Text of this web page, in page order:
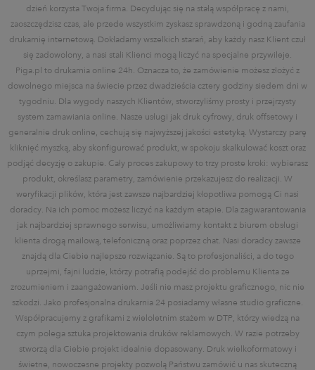
dzień korzysta Twoja firma. Decydując się na stałą współpracę z nami,
zaoszczędzisz czas, ale przede wszystkim zyskasz sprawdzoną i godną zaufania
drukarnię internetową. Dokładamy wszelkich starań, aby każdy nasz Klient czuł
się zadowolony, a nasi stali Klienci mogą liczyć na specjalne przywileje.
Piga.pl to drukarnia online 24h. Oznacza to, że zamówienie możesz złożyć z
dowolnego miejsca na świecie przez dwadzieścia cztery godziny siedem dni w
tygodniu. Dla wygody naszych Klientów, stworzyliśmy prosty i przejrzysty
system zamawiania online. Nasze usługi jak druk cyfrowy, druk offsetowy i
generalnie druk online, cechują się najwyższej jakości estetyką. Wystarczy parę
kliknięć myszką, aby skonfigurować produkt, w spokoju skalkulować koszt oraz
podjąć decyzję o zakupie. Cały proces zakupowy to trzy proste kroki: wybierasz
produkt, określasz parametry, zamówienie przekazujesz do realizacji. W
weryfikacji plików, która jest zawsze najbardziej kłopotliwa pomogą Ci nasi
doradcy. Na ich pomoc możesz liczyć na każdym etapie. Dla zagwarantowania
jak najbardziej sprawnego serwisu, umożliwiamy kontakt z biurem obsługi
klienta drogą mailową, telefoniczną oraz poprzez chat. Nasi doradcy zawsze
znajdą dla Ciebie najlepsze rozwiązanie. Są to profesjonaliści, a do tego
uprzejmi, fajni ludzie, którzy potrafią podejść do problemu Klienta ze
zrozumieniem i zaangażowaniem. Jeśli nie masz projektu graficznego, nic nie
szkodzi. Jako profesjonalna drukarnia 24 posiadamy własne studio graficzne.
Współpracujemy z grafikami z wieloletnim stażem w DTP, którzy wiedzą na
czym polega sztuka projektowania druków reklamowych. W razie potrzeby
stworzą dla Ciebie projekt idealnie dopasowany. Druk wielkoformatowy i
świetne, nowoczesne projekty pozwolą Państwu zamówić u nas skuteczną